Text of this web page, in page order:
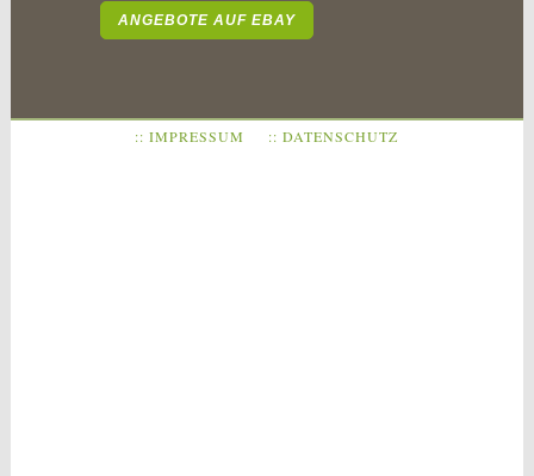
ANGEBOTE AUF EBAY
:: IMPRESSUM :: DATENSCHUTZ